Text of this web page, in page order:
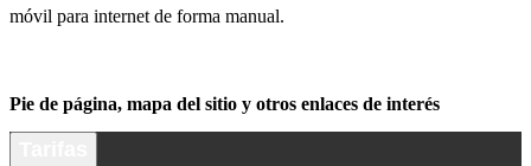
móvil para internet de forma manual.
Pie de página, mapa del sitio y otros enlaces de interés